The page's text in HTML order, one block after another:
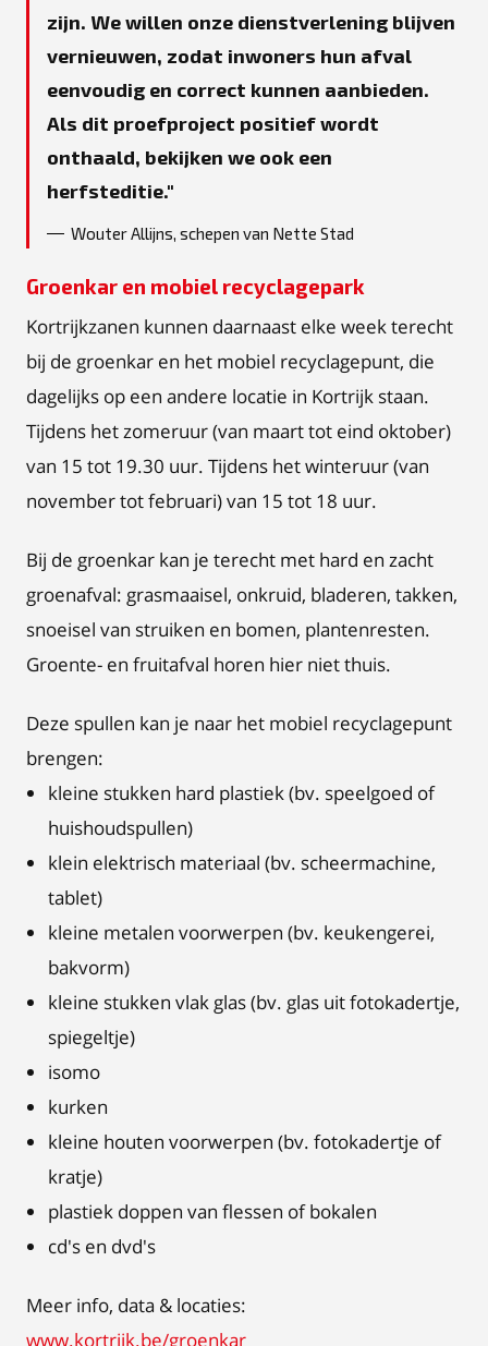
zijn. We willen onze dienstverlening blijven
vernieuwen, zodat inwoners hun afval
eenvoudig en correct kunnen aanbieden.
Als dit proefproject positief wordt
onthaald, bekijken we ook een
herfsteditie.
Wouter Allijns, schepen van Nette Stad
Groenkar en mobiel recyclagepark
Kortrijkzanen kunnen daarnaast elke week terecht
bij de groenkar en het mobiel recyclagepunt, die
dagelijks op een andere locatie in Kortrijk staan.
Tijdens het zomeruur (van maart tot eind oktober)
van 15 tot 19.30 uur. Tijdens het winteruur (van
november tot februari) van 15 tot 18 uur.
Bij de groenkar kan je terecht met hard en zacht
groenafval: grasmaaisel, onkruid, bladeren, takken,
snoeisel van struiken en bomen, plantenresten.
Groente- en fruitafval horen hier niet thuis.
Deze spullen kan je naar het mobiel recyclagepunt
brengen:
kleine stukken hard plastiek (bv. speelgoed of
huishoudspullen)
klein elektrisch materiaal (bv. scheermachine,
tablet)
kleine metalen voorwerpen (bv. keukengerei,
bakvorm)
kleine stukken vlak glas (bv. glas uit fotokadertje,
spiegeltje)
isomo
kurken
kleine houten voorwerpen (bv. fotokadertje of
kratje)
plastiek doppen van flessen of bokalen
cd's en dvd's
Meer info, data & locaties:
www.kortrijk.be/groenkar